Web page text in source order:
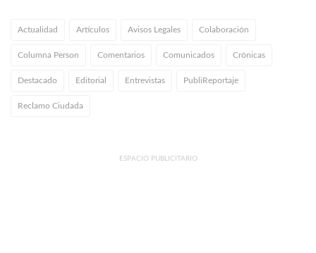
Actualidad Artículos Avisos Legales Colaboración
Columna Person Comentarios Comunicados Crónicas
Destacado Editorial Entrevistas PubliReportaje
Reclamo Ciudada
ESPACIO PUBLICITARIO